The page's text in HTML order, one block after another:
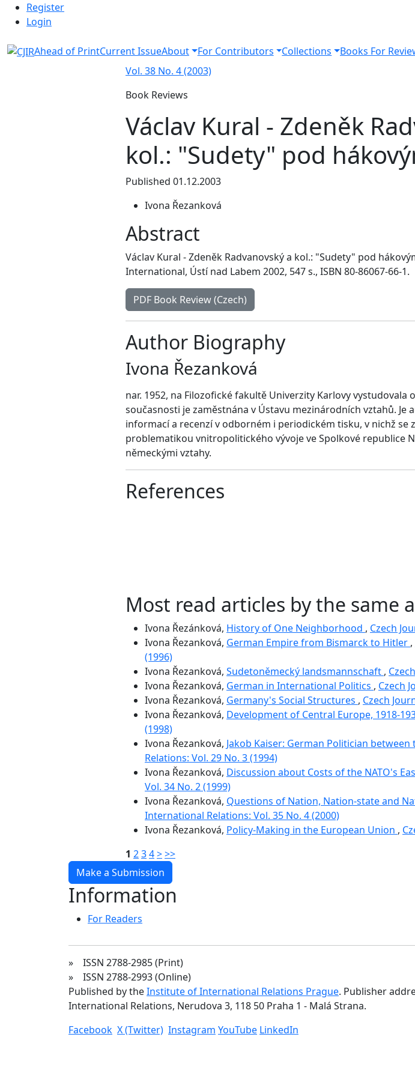
Skip to main navigation menu
Skip to main content
Skip to site footer
Admin menu
Register
Login
Ahead of PrintCurrent IssueAbout For Contributors Collections Books For
Vol. 38 No. 4 (2003)
Book Reviews
Václav Kural - Zdeněk
kol.: "Sudety" pod
Published 01.12.2003
Ivona Řezanková
Abstract
Václav Kural - Zdeněk Radvanovský a kol.: "Sudety" pod
International, Ústí nad Labem 2002, 547 s., ISBN 80-86067-66-1.
PDF Book Review (Czech)
Author Biography
Ivona Řezanková
nar. 1952, na Filozofické fakultě Univerzity Karlovy vystudovala
současnosti je zaměstnána v Ústavu mezinárodních vztahů. Je
informací a recenzí v odborném i periodickém tisku, v nichž se
problematikou vnitropolitického vývoje ve Spolkové republice
německými vztahy.
References
Most read articles by the same
Ivona Řezánková, History of One Neighborhood , Czech
Ivona Řezanková, German Empire from Bismarck to Hitler ,
(1996)
Ivona Řezanková, Sudetoněmecký landsmannschaft ,
Ivona Řezanková, German in International Politics , Czech
Ivona Řezanková, Germany's Social Structures , Czech
Ivona Řezanková, Development of Central Europe, 1918-
(1998)
Ivona Řezanková, Jakob Kaiser: German Politician between
Relations: Vol. 29 No. 3 (1994)
Ivona Řezanková, Discussion about Costs of the NATO's
Vol. 34 No. 2 (1999)
Ivona Řezanková, Questions of Nation, Nation-state and
International Relations: Vol. 35 No. 4 (2000)
Ivona Řezanková, Policy-Making in the European Union ,
1 234>>>
Make a Submission
Information
For Readers
» ISSN 2788-2985 (Print)
» ISSN 2788-2993 (Online)
Published by theInstitute of International Relations Prague. Publisher
International Relations, Nerudova 3, 118 50 Praha 1 - Malá Strana.
Facebook X (Twitter) Instagram YouTube LinkedIn